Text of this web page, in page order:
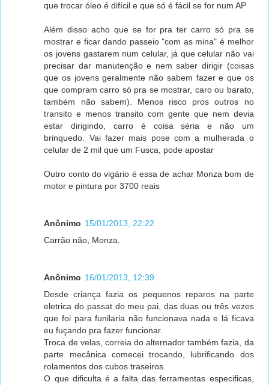
que trocar óleo é difícil e que só é fácil se for num AP
Além disso acho que se for pra ter carro só pra se
mostrar e ficar dando passeio "com as mina" é melhor
os jovens gastarem num celular, já que celular não vai
precisar dar manutenção e nem saber dirigir (coisas
que os jovens geralmente não sabem fazer e que os
que compram carro só pra se mostrar, caro ou barato,
também não sabem). Menos risco pros outros no
transito e menos transito com gente que nem devia
estar dirigindo, carro é coisa séria e não um
brinquedo. Vai fazer mais pose com a mulherada o
celular de 2 mil que um Fusca, pode apostar
Outro conto do vigário é essa de achar Monza bom de
motor e pintura por 3700 reais
Anônimo 15/01/2013, 22:22
Carrão não, Monza.
Anônimo 16/01/2013, 12:39
Desde criança fazia os pequenos reparos na parte
eletrica do passat do meu pai, das duas ou três vezes
que foi para funilaria não funcionava nada e lá ficava
eu fuçando pra fazer funcionar.
Troca de velas, correia do alternador também fazia, da
parte mecânica comecei trocando, lubrificando dos
rolamentos dos cubos traseiros.
O que dificulta é a falta das ferramentas especificas,